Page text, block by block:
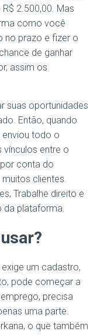
2.500,00. Mas
como você
no prazo e fizer o
de ganhar
assim os
suas oportunidades
Então, quando
todo o
vínculos entre o
conta do
clientes.
Trabalhe direito e
da plataforma.
um cadastro,
pode começar a
precisa
uma parte.
o que também